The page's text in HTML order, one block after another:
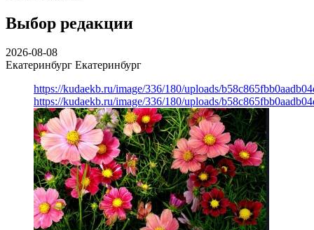
Выбор редакции
2026-08-08
Екатеринбург Екатеринбург
https://kudaekb.ru/image/336/180/uploads/
https://kudaekb.ru/image/336/180/uploads/